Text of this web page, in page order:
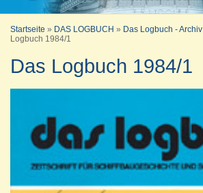
Startseite » DAS LOGBUCH » Das Logbuch - Archiv
Logbuch 1984/1
Das Logbuch 1984/1